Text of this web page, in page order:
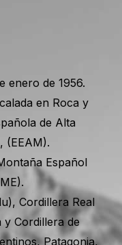
enero de 1956.
en Roca y
de Alta
(EEAM).
Español
Cordillera Real
y Cordillera de
Patagonia,